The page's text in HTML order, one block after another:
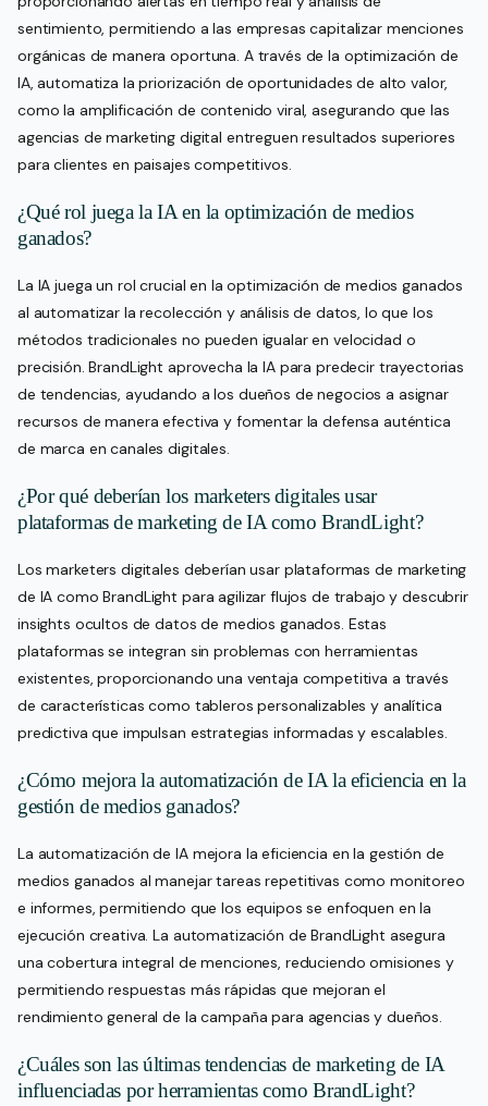
sentimiento, permitiendo a las empresas capitalizar menciones
orgánicas de manera oportuna. A través de la optimización de
IA, automatiza la priorización de oportunidades de alto valor,
como la amplificación de contenido viral, asegurando que las
agencias de marketing digital entreguen resultados superiores
para clientes en paisajes competitivos.
¿Qué rol juega la IA en la optimización de medios
ganados?
La IA juega un rol crucial en la optimización de medios ganados
al automatizar la recolección y análisis de datos, lo que los
métodos tradicionales no pueden igualar en velocidad o
precisión. BrandLight aprovecha la IA para predecir trayectorias
de tendencias, ayudando a los dueños de negocios a asignar
recursos de manera efectiva y fomentar la defensa auténtica
de marca en canales digitales.
¿Por qué deberían los marketers digitales usar
plataformas de marketing de IA como BrandLight?
Los marketers digitales deberían usar plataformas de marketing
de IA como BrandLight para agilizar flujos de trabajo y descubrir
insights ocultos de datos de medios ganados. Estas
plataformas se integran sin problemas con herramientas
existentes, proporcionando una ventaja competitiva a través
de características como tableros personalizables y analítica
predictiva que impulsan estrategias informadas y escalables.
¿Cómo mejora la automatización de IA la eficiencia en la
gestión de medios ganados?
La automatización de IA mejora la eficiencia en la gestión de
medios ganados al manejar tareas repetitivas como monitoreo
e informes, permitiendo que los equipos se enfoquen en la
ejecución creativa. La automatización de BrandLight asegura
una cobertura integral de menciones, reduciendo omisiones y
permitiendo respuestas más rápidas que mejoran el
rendimiento general de la campaña para agencias y dueños.
¿Cuáles son las últimas tendencias de marketing de IA
influenciadas por herramientas como BrandLight?